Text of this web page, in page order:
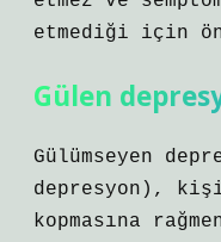
etmediği için
Gülen
Gülümseyen
depresyon),
kopmasına